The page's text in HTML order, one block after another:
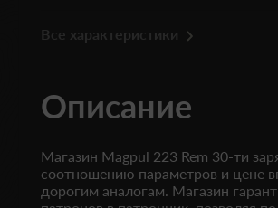
Все характеристики
Описание
Магазин Magpul 223 Rem 30-ти
соотношению параметров и цене
дорогим аналогам. Магазин